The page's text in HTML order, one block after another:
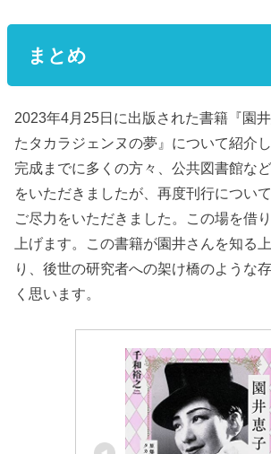
まとめ
2023年4月25日に出版された書籍『園
たタカラジェンヌの夢』について紹介
完成までに多くの方々、公共図書館な
をいただきましたが、再度刊行につい
ご尽力をいただきました。この場を借
上げます。この書籍が園井さんを知る
り、後世の研究者への架け橋のような
く思います。